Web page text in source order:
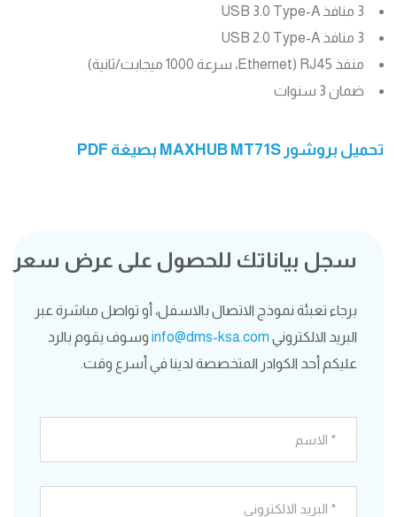
3 منافذ USB 3.0 Type-A
3 منافذ USB 2.0 Type-A
منفذ RJ45 (Ethernet، سرعة 1000 ميجابت/ثانية)
ضمان 3 سنوات
تحميل بروشور MAXHUB MT71S بصيغة PDF
سجل بياناتك للحصول على عرض سعر
برجاء تعبئة نموذج الاتصال بالاسفل، أو تواصل مباشرة عبر
البريد الالكتروني info@dms-ksa.com وسوف يقوم بالرد
عليكم أحد الكوادر المتخصصة لدينا في أسرع وقت.